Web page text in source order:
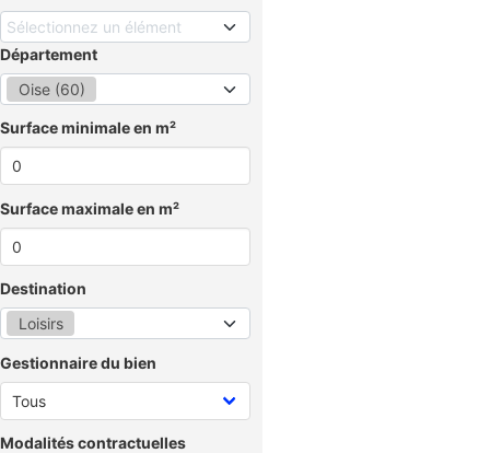
Sélectionnez un élément
Département
Oise (60)
Surface minimale en m²
Surface maximale en m²
Destination
Loisirs
Gestionnaire du bien
Modalités contractuelles